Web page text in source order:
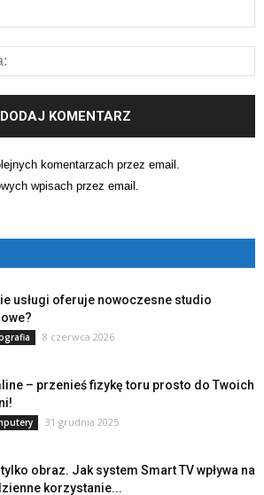
komentarzach przez email.
wpisach przez email.
usługi oferuje nowoczesne studio
8 czerwca 2026
– przenieś fizykę toru prosto do Twoich
31 grudnia 2025
tylko obraz. Jak system Smart TV wpływa na
korzystanie...